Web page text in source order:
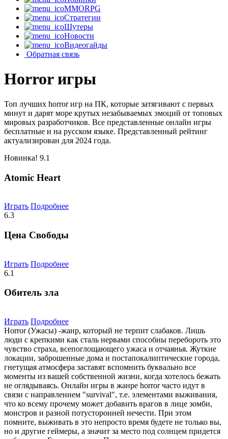
MMORPG
Стратегии
Шутеры
Новости
Видеогайды
Обратная связь
Horror игры
Топ лучших horror игр на ПК, которые затягивают с первых
минут и дарят море крутых незабываемых эмоций от топовых
мировых разработчиков. Все представленные онлайн игры
бесплатные и на русском языке. Представленный рейтинг
актуализирован для 2024 года.
Новинка! 9.1
Atomic Heart
Играть Подробнее
6.3
Цена Свободы
Играть Подробнее
6.1
Обитель зла
Играть Подробнее
Horror (Ужасы) -жанр, который не терпит слабаков. Лишь
люди с крепкими как сталь нервами способны перебороть это
чувство страха, всепоглощающего ужаса и отчаянья. Жуткие
локации, заброшенные дома и постапокалиптические города,
гнетущая атмосфера заставят вспомнить буквально все
моменты из вашей собственной жизни, когда хотелось бежать
не оглядываясь. Онлайн игры в жанре horror часто идут в
связи с направлением "survival", т.е. элементами выживания,
что ко всему прочему может добавить врагов в лице зомби,
монстров и разной потусторонней нечести. При этом
помните, выживать в это непросто время будете не только вы,
но и другие геймеры, а значит за место под солнцем придется